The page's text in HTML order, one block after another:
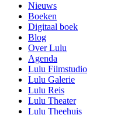
Nieuws
Boeken
Digitaal boek
Blog
Over Lulu
Agenda
Lulu Filmstudio
Lulu Galerie
Lulu Reis
Lulu Theater
Lulu Theehuis